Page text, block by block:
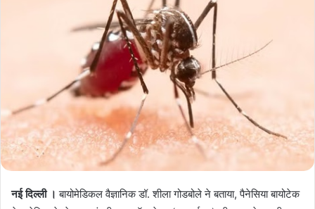
नई दिल्ली । बायोमेडिकल वैज्ञानिक डॉ. शीला गोडबोले ने बताया, पैनेसिया बायोटेक